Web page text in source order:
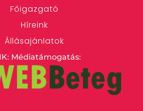
Főigazgató
Híreink
Állásajánlatok
Médiatámogatás: